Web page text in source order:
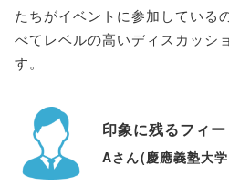
たちがイベントに参加している
べてレベルの高いディスカッシ
す。
印象に残るフィ
Aさん(慶應義塾大学